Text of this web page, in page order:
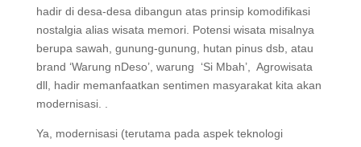
hadir di desa-desa dibangun atas prinsip komodifikasi
nostalgia alias wisata memori. Potensi wisata misalnya
berupa sawah, gunung-gunung, hutan pinus dsb, atau
brand ‘Warung nDeso’, warung ‘Si Mbah’, Agrowisata
dll, hadir memanfaatkan sentimen masyarakat kita akan
modernisasi. .
Ya, modernisasi (terutama pada aspek teknologi